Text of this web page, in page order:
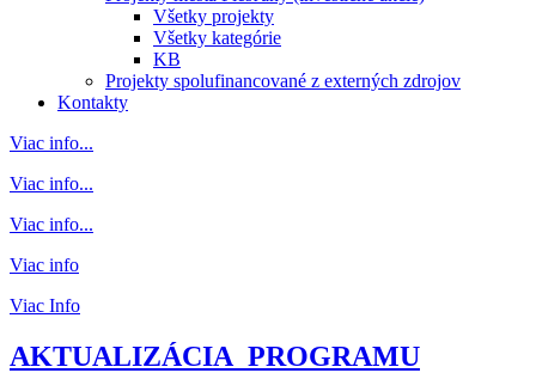
Všetky projekty
Všetky kategórie
KB
Projekty spolufinancované z externých zdrojov
Kontakty
Viac info...
Viac info...
Viac info...
Viac info
Viac Info
AKTUALIZÁCIA PROGRAMU